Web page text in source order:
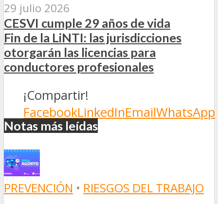
29 julio 2026
CESVI cumple 29 años de vida
Fin de la LiNTI: las jurisdicciones
otorgarán las licencias para
conductores profesionales
¡Compartir!
FacebookLinkedInEmailWhatsApp
Notas más leídas
PREVENCIÓN • RIESGOS DEL TRABAJO